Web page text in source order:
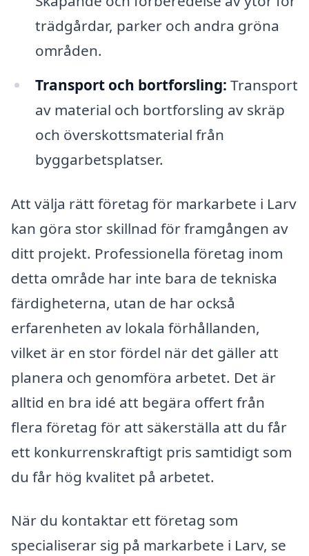
trädgårdar, parker och andra gröna
områden.
Transport och bortforsling: Transport
av material och bortforsling av skräp
och överskottsmaterial från
byggarbetsplatser.
Att välja rätt företag för markarbete i Larv
kan göra stor skillnad för framgången av
ditt projekt. Professionella företag inom
detta område har inte bara de tekniska
färdigheterna, utan de har också
erfarenheten av lokala förhållanden,
vilket är en stor fördel när det gäller att
planera och genomföra arbetet. Det är
alltid en bra idé att begära offert från
flera företag för att säkerställa att du får
ett konkurrenskraftigt pris samtidigt som
du får hög kvalitet på arbetet.
När du kontaktar ett företag som
specialiserar sig på markarbete i Larv, se